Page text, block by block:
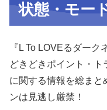
状態・モー
『L To LOVEるダー
どきどきポイント・
に関する情報を総まと
ンは見逃し厳禁！